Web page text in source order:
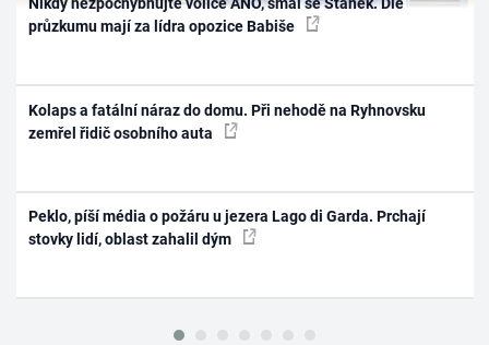
průzkumu mají za lídra opozice Babiše
Kolaps a fatální náraz do domu. Při nehodě na Ryhnovsku
zemřel řidič osobního auta
Peklo, píší média o požáru u jezera Lago di Garda. Prchají
stovky lidí, oblast zahalil dým